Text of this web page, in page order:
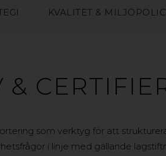
KVALITET &
&
som verktyg för att
i linje med gällande